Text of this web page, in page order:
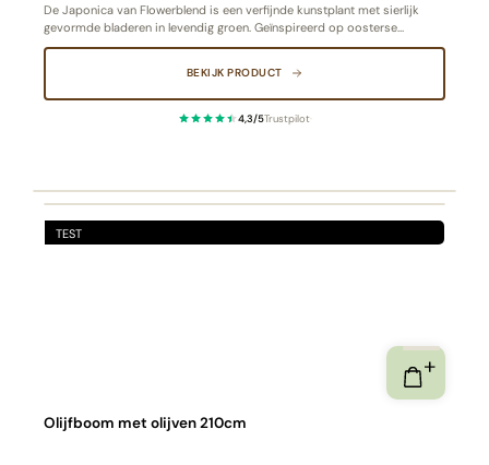
De Japonica van Flowerblend is een verfijnde kunstplant met sierlijk
gevormde bladeren in levendig groen. Geïnspireerd op oosterse
elegantie, brengt ze rust en balans in elke ruimte. De hoge kwaliteit en
alternatief voor écht groenBEKIJK PRODUCT
4,3/5Trustpilot·
TEST
Olijfboom met olijven 210cm